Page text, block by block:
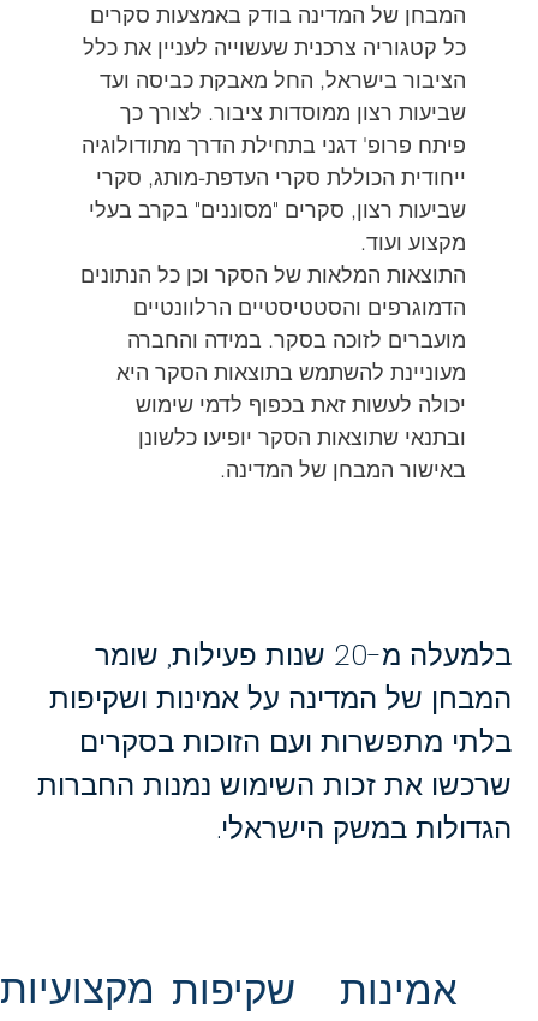
בלמעלה מ-20 שנות פעילות, שומר המבחן
של המדינה על אמינות ושקיפות בלתי
מתפשרות ועם הזוכות בסקרים שרכשו את
זכות השימוש נמנות החברות הגדולות במשק
הישראלי.
שלנו
המבחן של המדינה בודק באמצעות סקרים כל קטגוריה
צרכנית שעשוייה לעניין את כלל הציבור בישראל, החל
מאבקת כביסה ועד שביעות רצון ממוסדות ציבור. לצורך כך
פיתח פרופ' דגני בתחילת הדרך מתודולוגיה ייחודית הכוללת
סקרי העדפת-מותג, סקרי שביעות רצון, סקרים "מסוננים"
בקרב בעלי מקצוע ועוד.
התוצאות המלאות של הסקר וכן כל הנתונים הדמוגרפים
והסטטיסטיים הרלוונטיים מועברים לזוכה בסקר. במידה
והחברה מעוניינת להשתמש בתוצאות הסקר היא יכולה
לעשות זאת בכפוף לדמי שימוש ובתנאי שתוצאות הסקר
יופיעו כלשונן באישור המבחן של המדינה.
מקצועיות שקיפות אמינות
המבחן של המדינה בודק באמצעות סקרים
כל קטגוריה צרכנית שעשוייה לעניין את כלל
הציבור בישראל, החל מאבקת כביסה ועד
שביעות רצון ממוסדות ציבור. לצורך כך
פיתח פרופ' דגני בתחילת הדרך מתודולוגיה
ייחודית הכוללת סקרי העדפת-מותג, סקרי
שביעות רצון, סקרים "מסוננים" בקרב בעלי
מקצוע ועוד.
התוצאות המלאות של הסקר וכן כל הנתונים
הדמוגרפים והסטטיסטיים הרלוונטיים
מועברים לזוכה בסקר. במידה והחברה
מעוניינת להשתמש בתוצאות הסקר היא
יכולה לעשות זאת בכפוף לדמי שימוש
ובתנאי שתוצאות הסקר יופיעו כלשונן
באישור המבחן של המדינה.
בלמעלה מ-20 שנות פעילות, שומר
המבחן של המדינה על אמינות ושקיפות
בלתי מתפשרות ועם הזוכות בסקרים
שרכשו את זכות השימוש נמנות החברות
הגדולות במשק הישראלי.